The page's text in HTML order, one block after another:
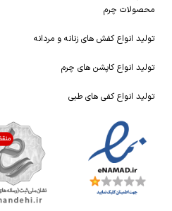
محصولات چرم
تولید انواع کفش های زنانه و مردانه
تولید انواع کاپشن های چرم
تولید انواع کفی های طبی